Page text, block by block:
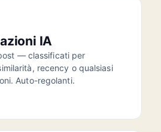
IA
— classificati per
recency o qualsiasi
Auto-regolanti.